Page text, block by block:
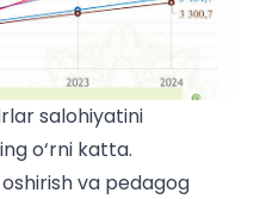
salohiyatini
o‘rni katta.
va pedagog